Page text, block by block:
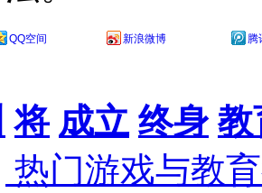
QQ空间 新浪微博 腾
将 成立 终身 教
热门游戏与教